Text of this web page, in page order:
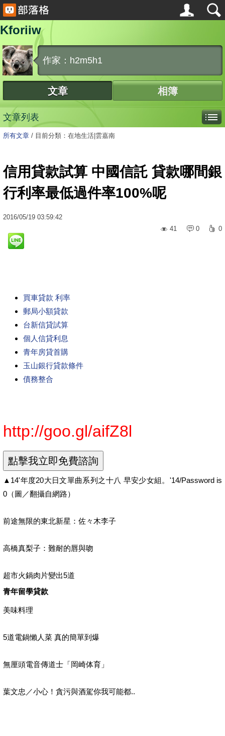
Kforiiw
作家：h2m5h1
文章 相簿
文章列表
所有文章 / 目前分類：在地生活|雲嘉南
信用貸款試算 中國信託 貸款哪間銀
行利率最低過件率100%呢
2016/05/19 03:59:42
41
0 0
買車貸款 利率
郵局小額貸款
台新信貸試算
個人信貸利息
青年房貸首購
玉山銀行貸款條件
債務整合
http://goo.gl/aifZ8l
▲14'年度20大日文單曲系列之十八 早安少女組。'14/Password is
0（圖／翻攝自網路）
前途無限的東北新星：佐々木李子
高橋真梨子：難耐的唇與吻
超市火鍋肉片變出5道
青年留學貸款
美味料理
5道電鍋懶人菜 真的簡單到爆
無厘頭電音傳道士「岡崎体育」
葉文忠／小心！貪污與酒駕你我可能都..